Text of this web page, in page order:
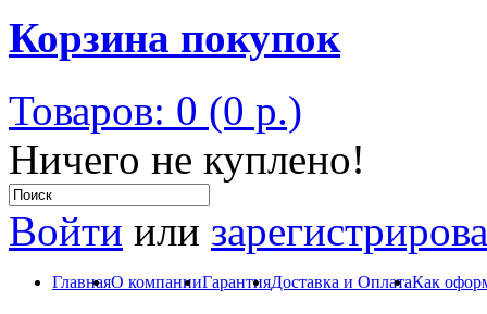
Корзина покупок
Товаров: 0 (0 р.)
Ничего не куплено!
Войти или
ГлавнаяО компанииГарантияДоставка и ОплатаКак